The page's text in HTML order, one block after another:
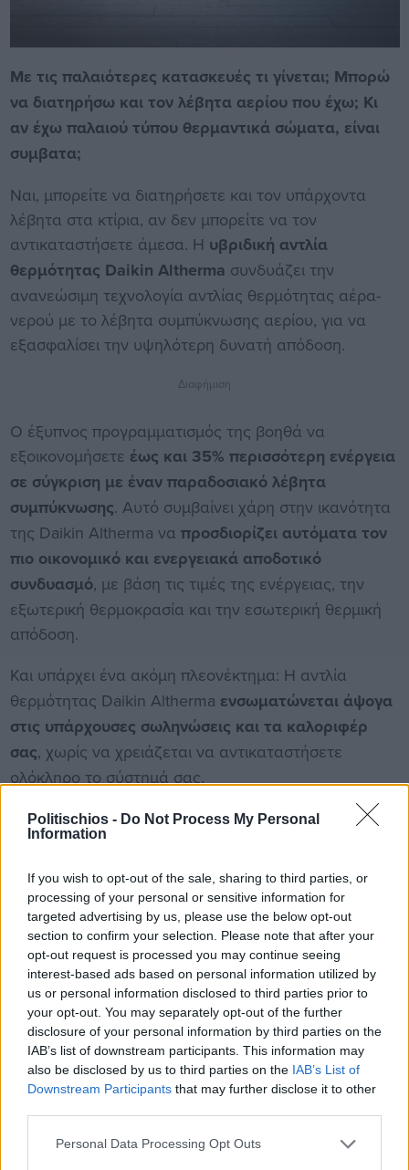
Politischios - Do Not Process My Personal
Information
If you wish to opt-out of the sale, sharing to third parties, or
processing of your personal or sensitive information for
targeted advertising by us, please use the below opt-out
section to confirm your selection. Please note that after your
opt-out request is processed you may continue seeing
interest-based ads based on personal information utilized by
us or personal information disclosed to third parties prior to
your opt-out. You may separately opt-out of the further
disclosure of your personal information by third parties on the
IAB’s list of downstream participants. This information may
also be disclosed by us to third parties on the IAB’s List of
Downstream Participants that may further disclose it to other
Personal Data Processing Opt Outs
Με τις παλαιότερες κατασκευές τι γίνεται; Μπορώ
να διατηρήσω και τον λέβητα αερίου που έχω; Κι
αν έχω παλαιού τύπου θερμαντικά σώματα, είναι
συμβατα;
Ναι, μπορείτε να διατηρήσετε και τον υπάρχοντα
λέβητα στα κτίρια, αν δεν μπορείτε να τον
αντικαταστήσετε άμεσα. Η υβριδική αντλία
θερμότητας Daikin Altherma συνδυάζει την
ανανεώσιμη τεχνολογία αντλίας θερμότητας αέρα-
νερού με το λέβητα συμπύκνωσης αερίου, για να
εξασφαλίσει την υψηλότερη δυνατή απόδοση.
Διαφήμιση
Ο έξυπνος προγραμματισμός της βοηθά να
εξοικονομήσετε έως και 35% περισσότερη ενέργεια
σε σύγκριση με έναν παραδοσιακό λέβητα
συμπύκνωσης. Αυτό συμβαίνει χάρη στην ικανότητα
της Daikin Altherma να προσδιορίζει αυτόματα τον
πιο οικονομικό και ενεργειακά αποδοτικό
συνδυασμό, με βάση τις τιμές της ενέργειας, την
εξωτερική θερμοκρασία και την εσωτερική θερμική
απόδοση.
Και υπάρχει ένα ακόμη πλεονέκτημα: Η αντλία
θερμότητας Daikin Altherma ενσωματώνεται άψογα
στις υπάρχουσες σωληνώσεις και τα καλοριφέρ
σας, χωρίς να χρειάζεται να αντικαταστήσετε
ολόκληρο το σύστημά σας.